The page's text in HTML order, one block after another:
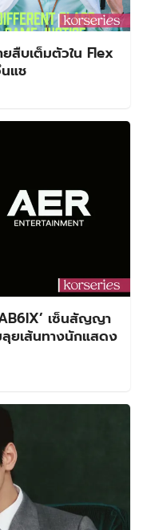
สืบเต็มตัวใน Flex
แช
เซ็นสัญญา
ยเส้นทางนักแสดง